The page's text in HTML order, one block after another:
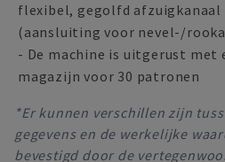
flexibel, gegolfd afzuigkanaal
(aansluiting voor nevel-/
- De machine is uitgerust met
magazijn voor 30 patronen
*Er kunnen verschillen zijn
gegevens en de werkelijke
bevestigd door de